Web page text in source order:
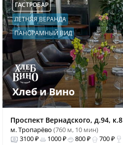
ГАСТРОБАР
ЛЕТНЯЯ ВЕРАНДА
ПАНОРАМНЫЙ ВИД
Хлеб и Вино
Проспект Вернадского, д.94, к.8
м. Тропарёво (760 м, 10 мин)
3100 ₽
1000 ₽ 800 ₽ 700 ₽